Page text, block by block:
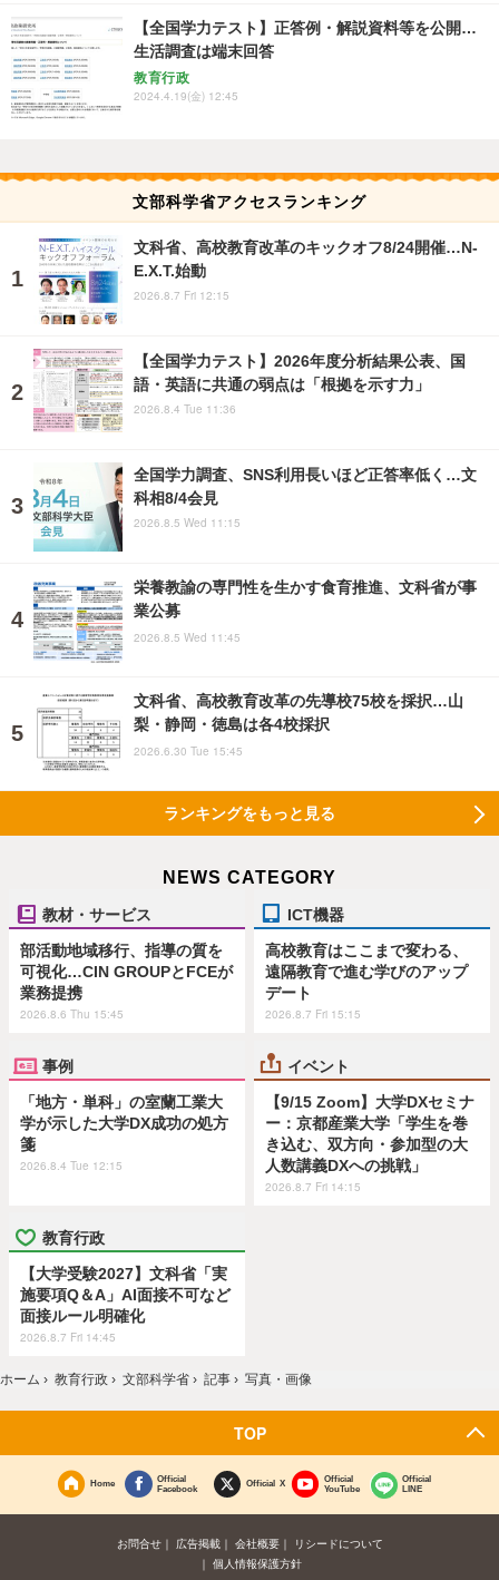
【全国学力テスト】正答例・解説資料等を公開…
生活調査は端末回答
教育行政
2024.4.19(金) 12:45
文部科学省アクセスランキング
文科省、高校教育改革のキックオフ8/24開催…N-
E.X.T.始動
2026.8.7 Fri 12:15
【全国学力テスト】2026年度分析結果公表、国
語・英語に共通の弱点は「根拠を示す力」
2026.8.4 Tue 11:36
全国学力調査、SNS利用長いほど正答率低く…文
科相8/4会見
2026.8.5 Wed 11:15
栄養教諭の専門性を生かす食育推進、文科省が事
業公募
2026.8.5 Wed 11:45
文科省、高校教育改革の先導校75校を採択…山
梨・静岡・徳島は各4校採択
2026.6.30 Tue 15:45
ランキングをもっと見る
NEWS CATEGORY
教材・サービス
部活動地域移行、指導の質を
可視化…CIN GROUPとFCEが
業務提携
2026.8.6 Thu 15:45
ICT機器
高校教育はここまで変わる、
遠隔教育で進む学びのアップ
デート
2026.8.7 Fri 15:15
事例
「地方・単科」の室蘭工業大
学が示した大学DX成功の処方
箋
2026.8.4 Tue 12:15
イベント
【9/15 Zoom】大学DXセミナ
ー：京都産業大学「学生を巻
き込む、双方向・参加型の大
人数講義DXへの挑戦」
2026.8.7 Fri 14:15
教育行政
【大学受験2027】文科省「実
施要項Q＆A」AI面接不可など
面接ルール明確化
2026.8.7 Fri 14:45
ホーム › 教育行政 › 文部科学省 › 記事 › 写真・画像
TOP
Home
Official
Facebook
Official X
Official
YouTube
Official
LINE
お問合せ 広告掲載 会社概要
リシードについて
個人情報保護方針